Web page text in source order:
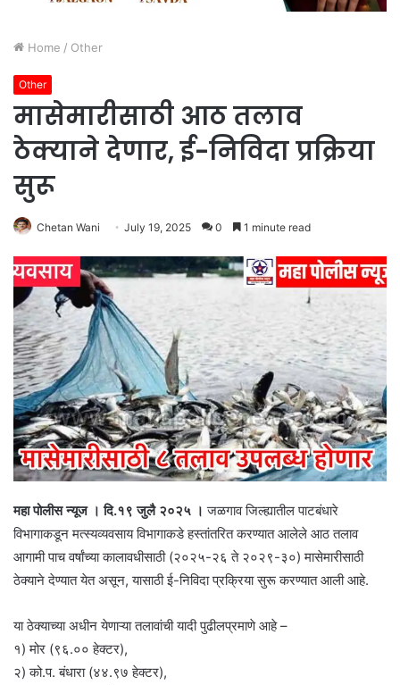
Home / Other
Other
मासेमारीसाठी आठ तलाव
ठेक्याने देणार, ई-निविदा प्रक्रिया
सुरू
Chetan Wani July 19, 2025 0 1 minute read
महा पोलीस न्यूज । दि.१९ जुलै २०२५ । जळगाव जिल्ह्यातील पाटबंधारे
विभागाकडून मत्स्यव्यवसाय विभागाकडे हस्तांतरित करण्यात आलेले आठ तलाव
आगामी पाच वर्षांच्या कालावधीसाठी (२०२५-२६ ते २०२९-३०) मासेमारीसाठी
ठेक्याने देण्यात येत असून, यासाठी ई-निविदा प्रक्रिया सुरू करण्यात आली आहे.
या ठेक्याच्या अधीन येणाऱ्या तलावांची यादी पुढीलप्रमाणे आहे –
१) मोर (९६.०० हेक्टर),
२) को.प. बंधारा (४४.९७ हेक्टर),